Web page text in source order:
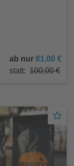
ab nur 81,00 €
statt: 100,00 €